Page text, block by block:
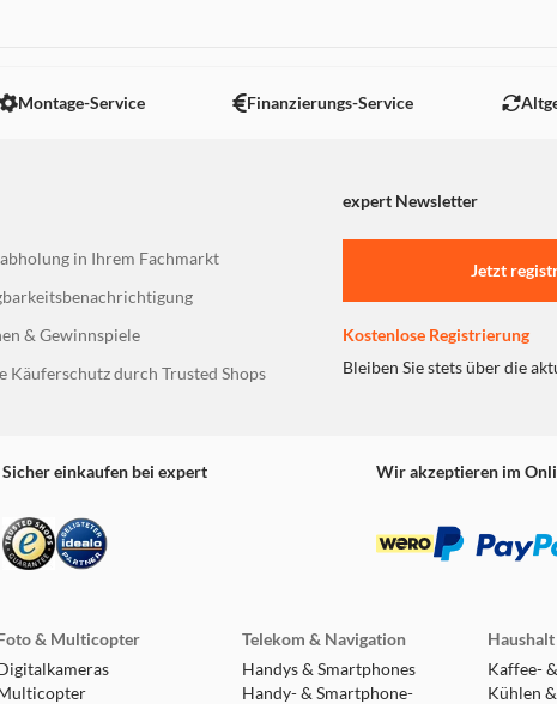
Montage-Service Finanzierungs-Service
expert Newsletter
in Ihrem Fachmarkt
& Gewinnspiele
Käuferschutz durch Trusted Shops
Jetzt
Kostenlose Registrierung
Bleiben Sie stets über die
Sicher einkaufen bei expert Wir akzeptieren im
& Multicopter
Telekom & Navigation
Handys & Smartphones
Handy- & Smartphone-
Kaffee-
Kühlen